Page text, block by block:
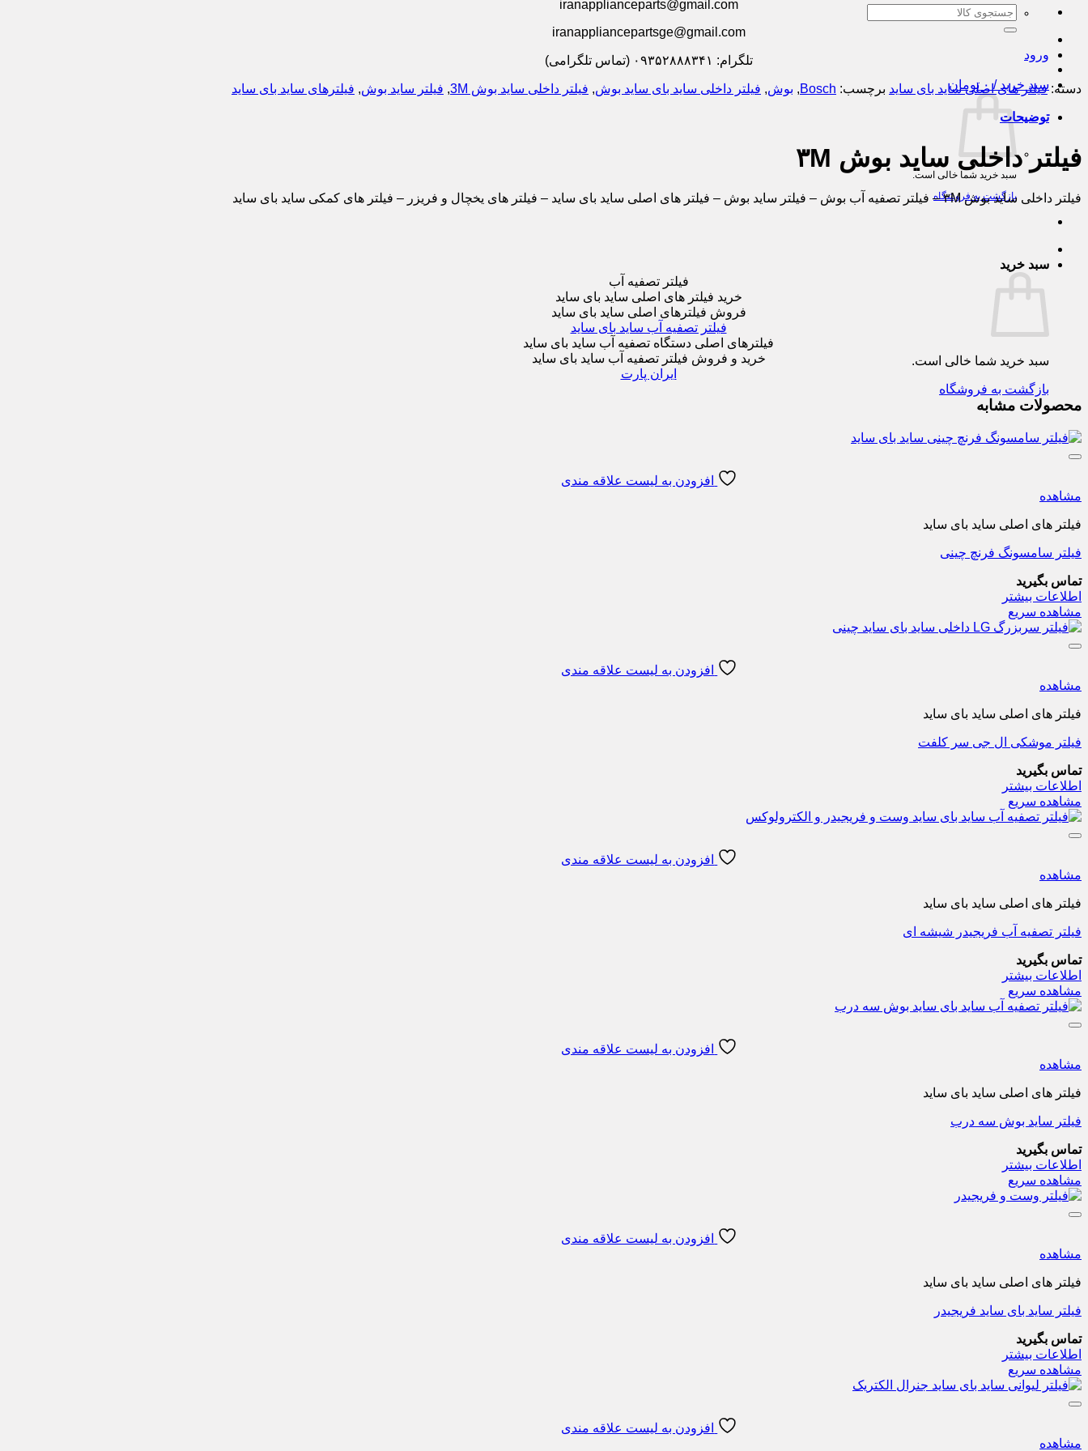
جستجو
برای:
ورود
سبد خرید /۰ تومان
سبد خرید شما خالی است.
بازگشت به فروشگاه
سبد خرید
سبد خرید شما خالی است.
بازگشت به فروشگاه
iranapplianceparts@gmail.com
iranappliancepartsge@gmail.com
تلگرام: ۰۹۳۵۲۸۸۸۳۴۱ (تماس تلگرامی)
دسته:فیلتر های اصلی ساید بای ساید برچسب: Bosch
, بوش, فیلتر داخلی ساید بای ساید بوش, فیلتر داخلی ساید بوش 3M , فیلتر ساید بوش, فیلترهای ساید بای ساید
توضیحات
فیلتر داخلی ساید بوش ۳M
فیلتر داخلی ساید بوش ۳M – فیلتر تصفیه آب بوش – فیلتر ساید بوش – فیلتر های اصلی ساید بای ساید – فیلتر های یخچال و فریزر – فیلتر های کمکی ساید بای ساید
فیلتر تصفیه آب
خرید فیلتر های اصلی ساید بای ساید
فروش فیلترهای اصلی ساید بای ساید
فیلتر تصفیه آب ساید بای ساید
فیلترهای اصلی دستگاه تصفیه آب ساید بای ساید
خرید و فروش فیلتر تصفیه آب ساید بای ساید
ایران پارت
محصولات مشابه
افزودن به لیست علاقه مندی
مشاهده
فیلتر های اصلی ساید بای ساید
فیلتر سامسونگ فرنچ چینی
تماس بگیرید
اطلاعات بیشتر
مشاهده سریع
افزودن به لیست علاقه مندی
مشاهده
فیلتر های اصلی ساید بای ساید
فیلتر موشکی ال جی سر کلفت
تماس بگیرید
اطلاعات بیشتر
مشاهده سریع
افزودن به لیست علاقه مندی
مشاهده
فیلتر های اصلی ساید بای ساید
فیلتر تصفیه آب فریجیدر شیشه ای
تماس بگیرید
اطلاعات بیشتر
مشاهده سریع
افزودن به لیست علاقه مندی
مشاهده
فیلتر های اصلی ساید بای ساید
فیلتر ساید بوش سه درب
تماس بگیرید
اطلاعات بیشتر
مشاهده سریع
افزودن به لیست علاقه مندی
مشاهده
فیلتر های اصلی ساید بای ساید
فیلتر ساید بای ساید فریجیدر
تماس بگیرید
اطلاعات بیشتر
مشاهده سریع
افزودن به لیست علاقه مندی
مشاهده